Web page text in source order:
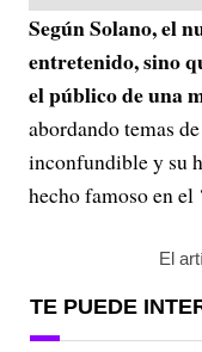
Según Solano, el
entretenido, sino
el público de una
abordando temas
inconfundible y su
hecho famoso en el
El
TE PUEDE